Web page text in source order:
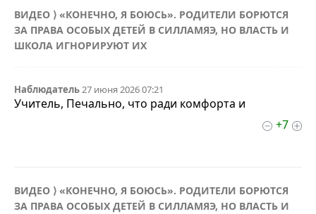
ВИДЕО ⟩ «КОНЕЧНО, Я БОЮСЬ». РОДИТЕЛИ БОРЮТСЯ
ЗА ПРАВА ОСОБЫХ ДЕТЕЙ В СИЛЛАМЯЭ, НО ВЛАСТЬ И
ШКОЛА ИГНОРИРУЮТ ИХ
Наблюдатель27 июня 2026 07:21
Учитель, Печально, что ради комфорта и
+7
ВИДЕО ⟩ «КОНЕЧНО, Я БОЮСЬ». РОДИТЕЛИ БОРЮТСЯ
ЗА ПРАВА ОСОБЫХ ДЕТЕЙ В СИЛЛАМЯЭ, НО ВЛАСТЬ И